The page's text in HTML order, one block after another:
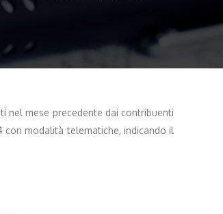
nel mese precedente dai contribuenti
con modalità telematiche, indicando il